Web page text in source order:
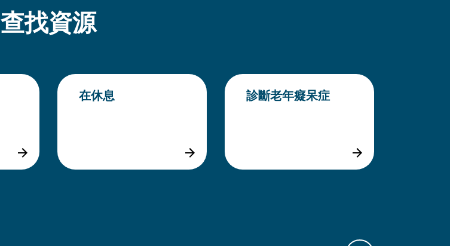
查找資源
在休息 診斷老年癡呆症